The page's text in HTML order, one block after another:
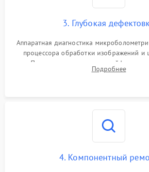
3. Глубокая
Аппаратная диагностика
процессора обработки изображений и
Проверка целостности шлейфов,
интерфейсов связи. Выявление сгоревших
Подробнее
4. Компонентный